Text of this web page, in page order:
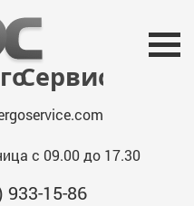
с 09.00 до 17.30
933-15-86